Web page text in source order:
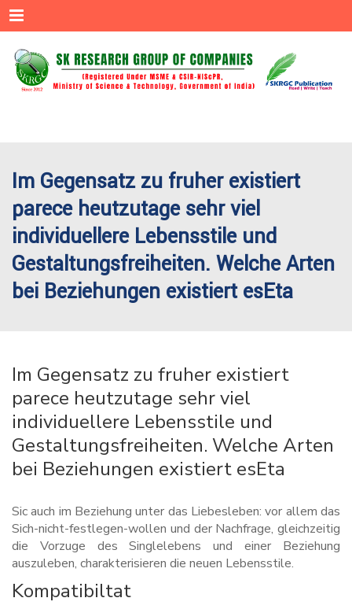
Menu
Im Gegensatz zu fruher existiert
parece heutzutage sehr viel
individuellere Lebensstile und
Gestaltungsfreiheiten. Welche Arten
bei Beziehungen existiert esEta
Im Gegensatz zu fruher existiert
parece heutzutage sehr viel
individuellere Lebensstile und
Gestaltungsfreiheiten. Welche Arten
bei Beziehungen existiert esEta
Sic auch im Beziehung unter das Liebesleben: vor allem das
Sich-nicht-festlegen-wollen und der Nachfrage, gleichzeitig
die Vorzuge des Singlelebens und einer Beziehung
auszuleben, charakterisieren die neuen Lebensstile.
Kompatibiltat